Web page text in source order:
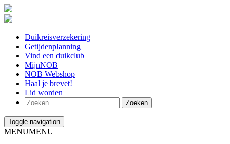
Duikreisverzekering
Getijdenplanning
Vind een duikclub
MijnNOB
NOB Webshop
Haal je brevet!
Lid worden
Toggle navigation
MENUMENU